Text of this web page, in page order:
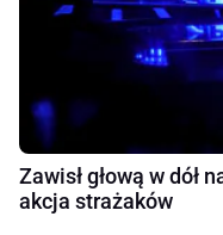
Zawisł głową w dół
akcja strażaków